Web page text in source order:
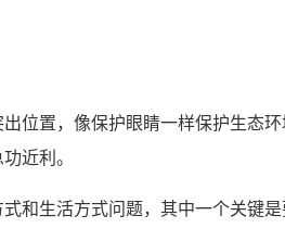
置，像保护眼睛一样保护生态
近利。
生活方式问题，其中一个关键是